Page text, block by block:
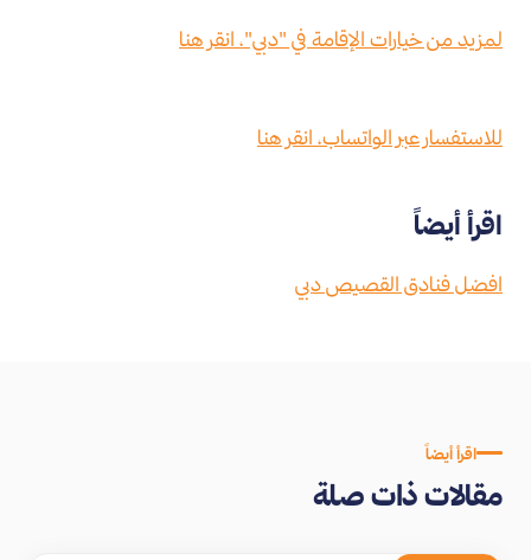
لمزيد من خيارات الإقامة في "دبي"، انقر هنا
للاستفسار عبر الواتساب، انقر هنا
اقرأ أيضاً
افضل فنادق القصيص دبي
اقرأ أيضاً
مقالات ذات صلة